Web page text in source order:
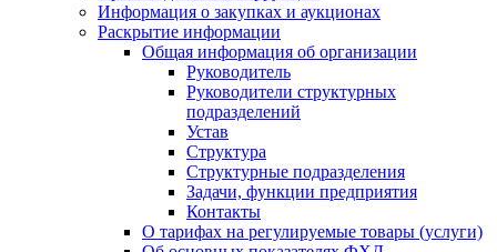
Информация о закупках и аукционах
Раскрытие информации
Общая информация об организации
Руководитель
Руководители структурных
подразделений
Устав
Структура
Структурные подразделения
Задачи, функции предприятия
Контакты
О тарифах на регулируемые товары (услуги)